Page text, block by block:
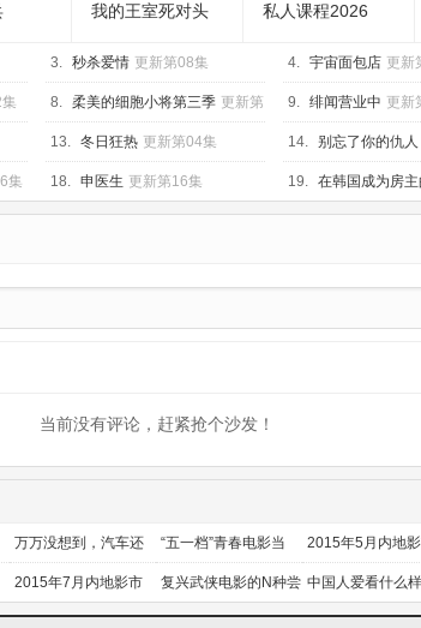
我的王室死对头 私人课程2026
3. 秒杀爱情 更新第08集 4. 宇宙面包店 更新
8. 柔美的细胞小将第三季 更新第
08集
9. 绯闻营业中 更新
13. 冬日狂热 更新第04集 14. 别忘了你的仇人
集 18. 申医生 更新第16集 19. 在韩国成为房
第12集
当前没有评论，赶紧抢个沙发！
万万没想到，汽车还
能干这个？
“五一档”青春电影当
道
2015年5月内地
前瞻
2015年7月内地影市
前瞻
复兴武侠电影的N种尝
试
中国人爱看什么
喜剧？